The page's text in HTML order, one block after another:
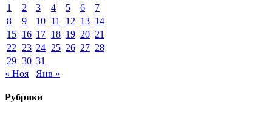
1
2 3 4 5 6
7
8
9 10 11 12 13 14
15 16 17 18 19 20 21
22
23 24 25 26 27 28
29 30 31
« Ноя
Янв »
Рубрики